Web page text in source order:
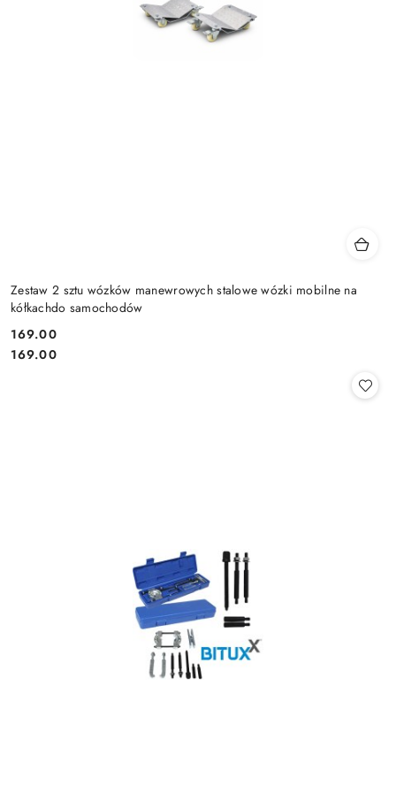
Zestaw 2 sztu wózków manewrowych stalowe wózki mobilne na
kółkachdo samochodów
Cena:
169.00
Cena:
169.00